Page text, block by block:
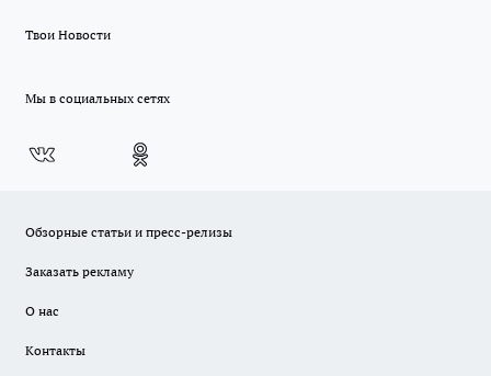
Твои Новости
Мы в социальных сетях
Обзорные статьи и пресс-релизы
Заказать рекламу
О нас
Контакты